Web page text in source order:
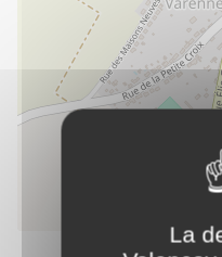
Leaflet |
La